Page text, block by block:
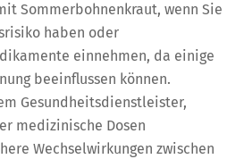
Sommerbohnenkraut, wenn Sie
haben oder
einnehmen, da einige
beeinflussen können.
Gesundheitsdienstleister,
medizinische Dosen
Wechselwirkungen zwischen